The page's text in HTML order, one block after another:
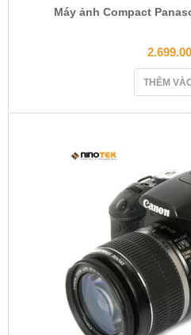
Máy ảnh Compact
THÊM